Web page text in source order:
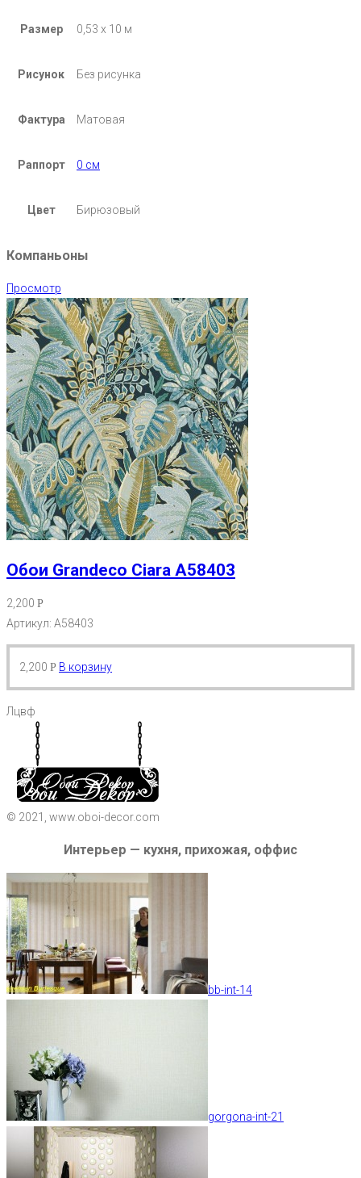
Размер 0,53 х 10 м
Рисунок Без рисунка
Фактура Матовая
Раппорт 0 см
Цвет Бирюзовый
Компаньоны
Просмотр
Обои Grandeco Ciara A58403
2,200 Р
Артикул: A58403
2,200 Р В корзину
Лцвф
© 2021, www.oboi-decor.com
Интерьер — кухня, прихожая, оффис
bb-int-14
gorgona-int-21